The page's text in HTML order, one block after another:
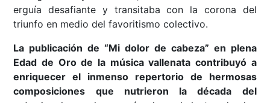
erguía desafiante y transitaba con la corona del
triunfo en medio del favoritismo colectivo.
La publicación de “Mi dolor de cabeza” en plena
Edad de Oro de la música vallenata contribuyó a
enriquecer el inmenso repertorio de hermosas
composiciones que nutrieron la década del